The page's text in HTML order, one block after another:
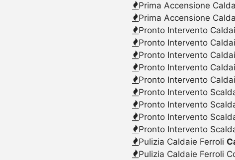
Prima Accensione
Prima Accensione
Pronto Intervento
Pronto Intervento
Pronto Intervento
Pronto Intervento
Pronto Intervento
Pronto Intervento
Pronto Intervento
Pronto Intervento
Pronto Intervento
Pulizia Caldaie Ferroli
Pulizia Caldaie Ferroli